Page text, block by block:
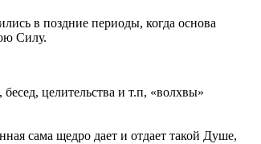
в поздние периоды, когда основа
Силу.
целительства и т.п, «волхвы»
сама щедро дает и отдает такой Душе,